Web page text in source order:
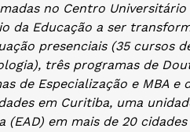
no Centro
da Educação a ser
presenciais (35 cursos
três programas de
de Especialização e MBA e
em Curitiba, uma
(EAD) em mais de 20